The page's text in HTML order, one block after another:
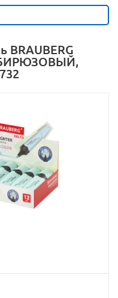
BRAUBERG
БИРЮЗОВЫЙ,